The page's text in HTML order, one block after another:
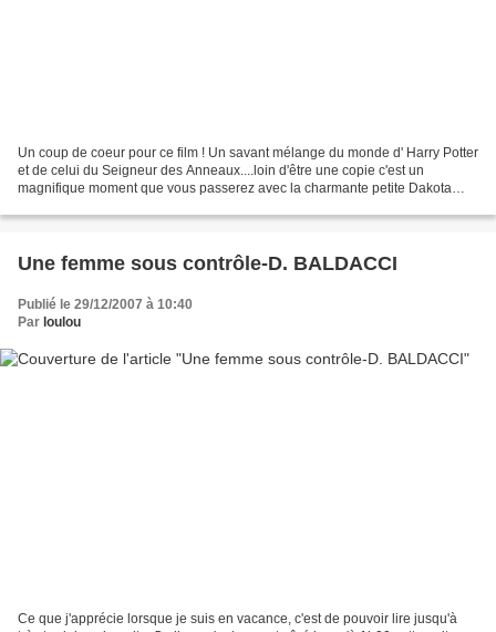
Un coup de coeur pour ce film ! Un savant mélange du monde d' Harry Potter
et de celui du Seigneur des Anneaux....loin d'être une copie c'est un
magnifique moment que vous passerez avec la charmante petite Dakota
Une femme sous contrôle-D. BALDACCI
Publié le 29/12/2007 à 10:40
Par loulou
Ce que j'apprécie lorsque je suis en vacance, c'est de pouvoir lire jusqu'à